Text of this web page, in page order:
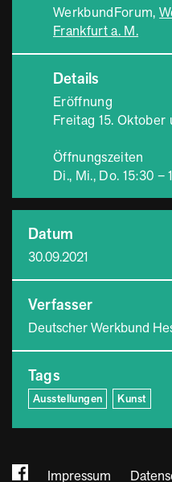
WerkbundForum,
Frankfurt a. M.
Details
Eröffnung
Freitag 15. Oktober
Öffnungszeiten
Di., Mi., Do. 15:30 –
Datum
30.09.2021
Verfasser
Deutscher Werkbund
Tags
Ausstellungen Kunst
Impressum